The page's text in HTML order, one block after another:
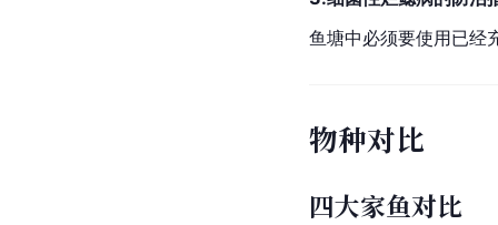
鱼塘中必须要使用已经
物种对比
四大家鱼对比